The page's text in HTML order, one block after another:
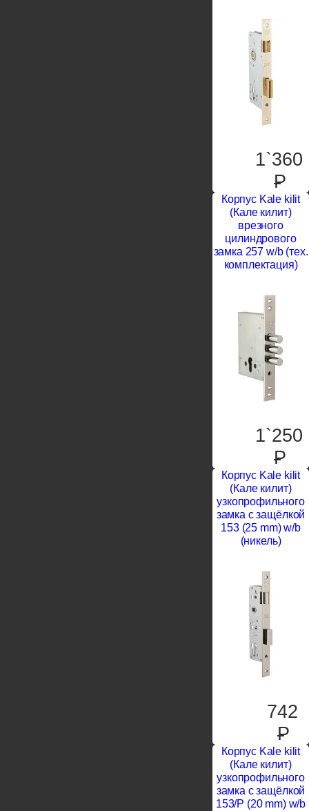
1`360
P
Корпус Kale kilit
(Кале килит)
врезного
цилиндрового
замка 257 w/b (тех.
комплектация)
1`250
P
Корпус Kale kilit
(Кале килит)
узкопрофильного
замка с защёлкой
153 (25 mm) w/b
(никель)
742
P
Корпус Kale kilit
(Кале килит)
узкопрофильного
замка с защёлкой
153/P (20 mm) w/b